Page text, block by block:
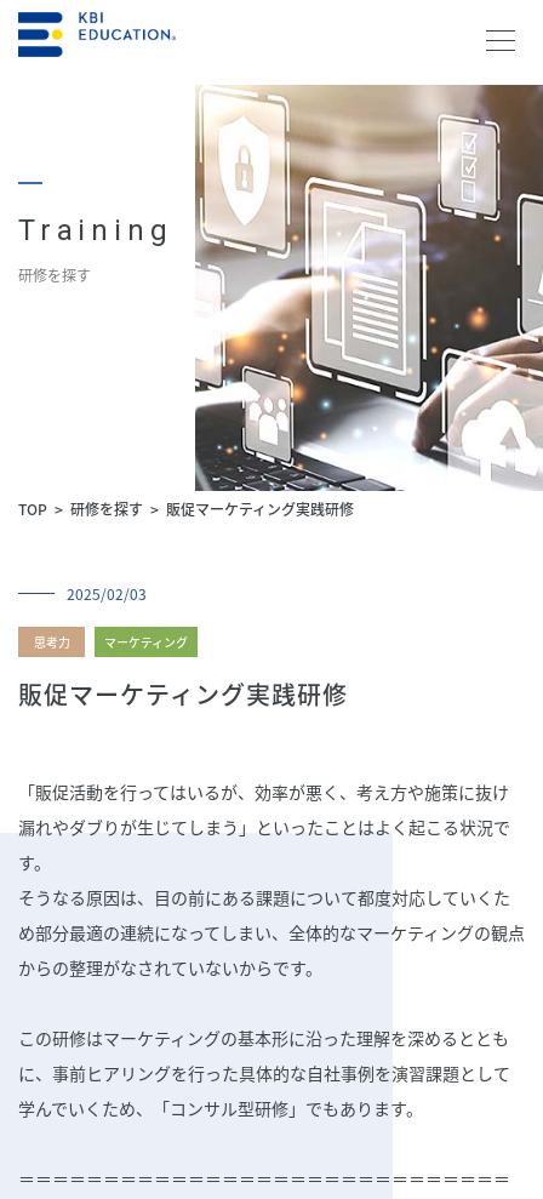
メルマガ登録
Training
研修を探す
TOP 研修を探す 販促マーケティング実践研修
2025/02/03
思考力 マーケティング
販促マーケティング実践研修
「販促活動を行ってはいるが、効率が悪く、考え方や施策に抜け
漏れやダブりが生じてしまう」といったことはよく起こる状況で
す。
そうなる原因は、目の前にある課題について都度対応していくた
め部分最適の連続になってしまい、全体的なマーケティングの観点
からの整理がなされていないからです。
この研修はマーケティングの基本形に沿った理解を深めるととも
に、事前ヒアリングを行った具体的な自社事例を演習課題として
学んでいくため、「コンサル型研修」でもあります。
＝＝＝＝＝＝＝＝＝＝＝＝＝＝＝＝＝＝＝＝＝＝＝＝＝＝＝＝＝